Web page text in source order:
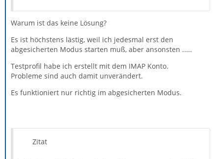
Warum ist das keine Lösung?
Es ist höchstens lästig, weil ich jedesmal erst den
abgesicherten Modus starten muß, aber ansonsten .....
Testprofil habe ich erstellt mit dem IMAP Konto.
Probleme sind auch damit unverändert.
Es funktioniert nur richtig im abgesicherten Modus.
Zitat